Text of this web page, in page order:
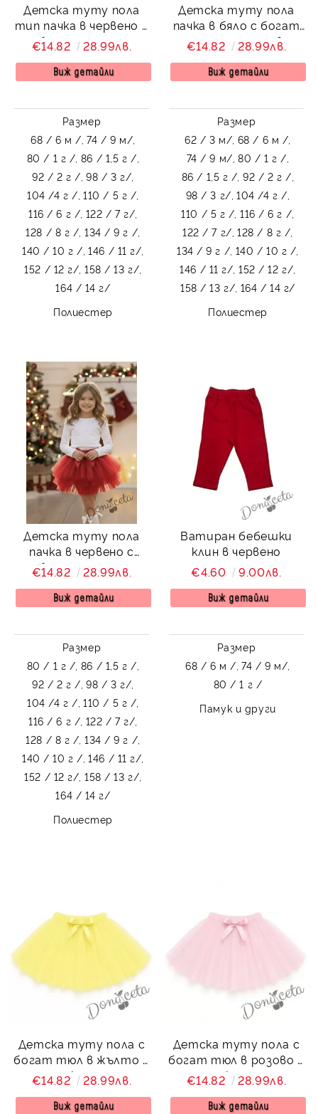
Детска туту пола
тип пачка в червено с
богат тюл на
пластове
€14.82 28.99лв.
Виж детайли
Размер
68 / 6 м /, 74 / 9 м/,
80 / 1 г /, 86 / 1,5 г /,
92 / 2 г /, 98 / 3 г/,
104 /4 г /, 110 / 5 г /,
116 / 6 г /, 122 / 7 г/,
128 / 8 г /, 134 / 9 г /,
140 / 10 г /, 146 / 11 г/,
152 / 12 г/, 158 / 13 г/,
164 / 14 г/
Полиестер
Детска туту пола
пачка в бяло с богат
тюл на пластове
€14.82 28.99лв.
Виж детайли
Размер
62 / 3 м/, 68 / 6 м /,
74 / 9 м/, 80 / 1 г /,
86 / 1,5 г /, 92 / 2 г /,
98 / 3 г/, 104 /4 г /,
110 / 5 г /, 116 / 6 г /,
122 / 7 г/, 128 / 8 г /,
134 / 9 г /, 140 / 10 г /,
146 / 11 г/, 152 / 12 г/,
158 / 13 г/, 164 / 14 г/
Полиестер
Детска туту пола
пачка в червено с
богат тюл на
пластове
€14.82 28.99лв.
Виж детайли
Размер
80 / 1 г /, 86 / 1,5 г /,
92 / 2 г /, 98 / 3 г/,
104 /4 г /, 110 / 5 г /,
116 / 6 г /, 122 / 7 г/,
128 / 8 г /, 134 / 9 г /,
140 / 10 г /, 146 / 11 г/,
152 / 12 г/, 158 / 13 г/,
164 / 14 г/
Полиестер
Ватиран бебешки
клин в червено
€4.60
9.00лв.
Виж детайли
Размер
68 / 6 м /, 74 / 9 м/,
80 / 1 г /
Памук и други
Детска туту пола с
богат тюл в жълто с
панделка отпред
€14.82 28.99лв.
Виж детайли
Детска туту пола с
богат тюл в розово с
панделка отпред
€14.82 28.99лв.
Виж детайли